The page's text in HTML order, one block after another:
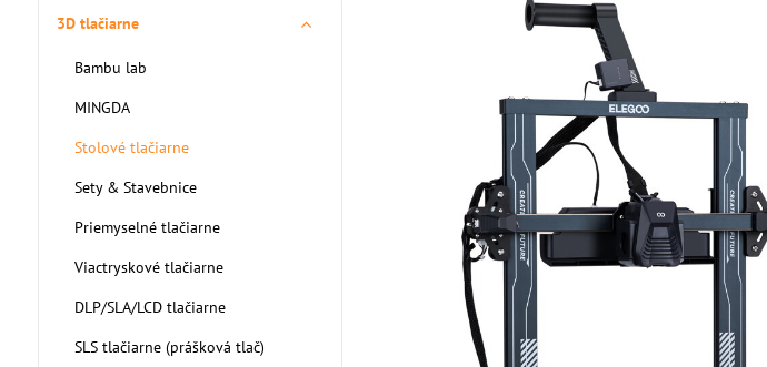
3D tlačiarne
Bambu lab
MINGDA
Stolové tlačiarne
Sety & Stavebnice
Priemyselné tlačiarne
Viactryskové tlačiarne
DLP/SLA/LCD tlačiarne
SLS tlačiarne (prášková tlač)